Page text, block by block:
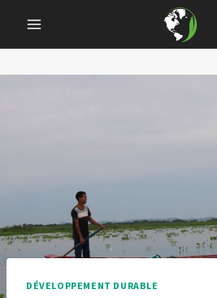
content
DÉVELOPPEMENT DURABLE